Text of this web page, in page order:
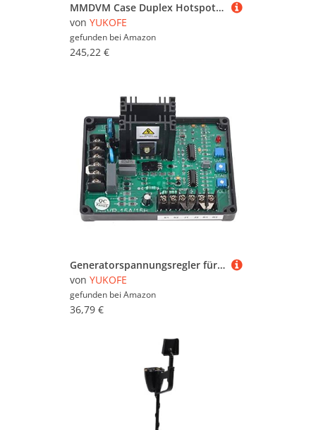
MMDVM Case Duplex Hotspot Digital Sprachmodem DMR D Star YSF C4FM P25 NXDN POCSAG für Funkgeräte (Orange)
von YUKOFE
gefunden bei Amazon
245,22 €
Generatorspannungsregler für den Genset 170-265V AC GAVR -15A
von YUKOFE
gefunden bei Amazon
36,79 €